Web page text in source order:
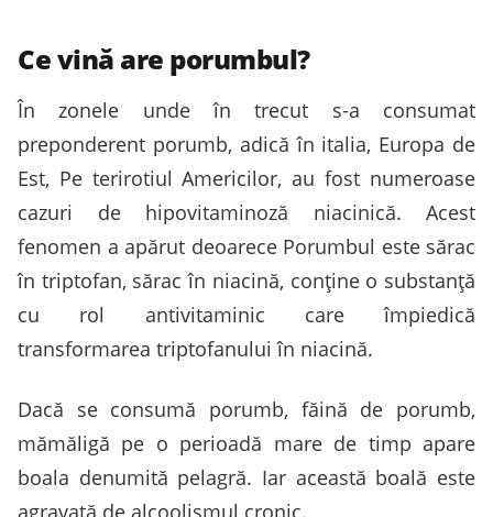
Ce vină are porumbul?
În zonele unde în trecut s-a consumat
preponderent porumb, adică în italia, Europa de
Est, Pe terirotiul Americilor, au fost numeroase
cazuri de hipovitaminoză niacinică. Acest
fenomen a apărut deoarece Porumbul este sărac
în triptofan, sărac în niacină, conține o substanță
cu rol antivitaminic care împiedică
transformarea triptofanului în niacină.
Dacă se consumă porumb, făină de porumb,
mămăligă pe o perioadă mare de timp apare
boala denumită pelagră. Iar această boală este
agravată de alcoolismul cronic.